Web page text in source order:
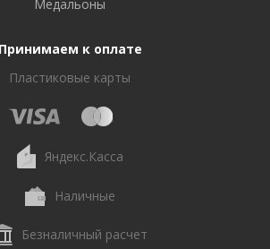
Медальоны
Принимаем к оплате
Пластиковые карты
Яндекс.Касса
Наличные
Безналичный расчет